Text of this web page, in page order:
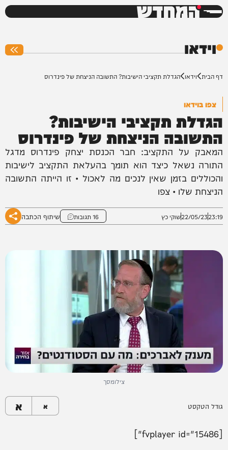
המחדש
וידאו
דף הבית וידאו הגדלת תקציבי הישיבות? התשובה הניצחת של פינדרוס
צפו בוידאו
הגדלת תקציבי הישיבות?
התשובה הניצחת של פינדרוס
המאבק על התקציב: חבר הכנסת יצחק פינדרוס מדגל
התורה נשאל כיצד הוא תומך בהעלאת התקציב לישיבות
והכוללים בזמן שאין לנכים מה לאכול • זו הייתה התשובה
הניצחת שלו • צפו
23:19
22/05/23שוקי כץ 16 תגובות שיתוף הכתבה
צילומסך
גודל הטקסט א א
[fvplayer id="15486"]